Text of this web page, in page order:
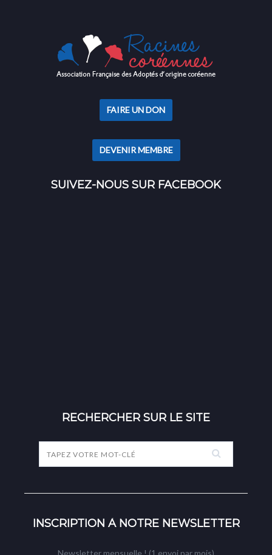
FAIRE UN DON
DEVENIR MEMBRE
SUIVEZ-NOUS SUR FACEBOOK
RECHERCHER SUR LE SITE
INSCRIPTION À NOTRE NEWSLETTER
Newsletter mensuelle ! (1 envoi par mois)